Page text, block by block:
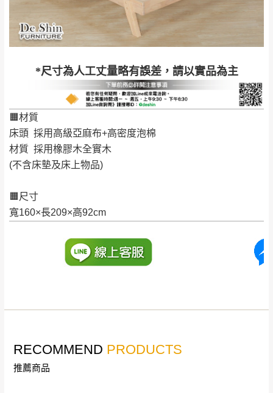
*尺寸為人工丈量略有誤差，請以實品為主
🟧材質
床頭 採用高級亞麻布+高密度泡棉
材質 採用橡膠木全實木
(不含床墊及床上物品)
🟧尺寸
寬160×長209×高92cm
配送天數：5~14天
到貨時間：指定送貨日當天以電話聯絡確認
台北市、新北市地區固定每周(三)、(日)兩天收送貨
暫無配送地區：彰化、南投、雲林、嘉義、台南、高
雄、屏東、宜蘭、 花蓮、台東、金門、馬祖、澎湖地區
（可於LINE線上詢問 →
加收說明
本司貨車運送如因路況不佳、天候惡劣、過於偏遠之
山區內等，或收貨地點搬運過於困難等因素，導致無
工作天內送達，如遇國定假日將順延寄送。
退換貨說明：
公司客服人員，我們將為您更換新品，運費
皆由本站負責，所有退回及換貨之商品必須
是全新狀態且完整包裝，床墊、床包、枕頭
包裝、廠商紙及所有附隨文件或資料之完整
性)，若未依照上述方式處理，恕無法接受退
貨。
際商品的顏色、質感稍有不同，如因此而需
訂購前詳加確認。(包含商品尺寸是否合適)。
訂購前請確認商品尺寸，大型物件因為人工
須保持商品全新狀態與完整包裝。鑑賞期間
RECOMMEND PRODUCTS
推薦商品